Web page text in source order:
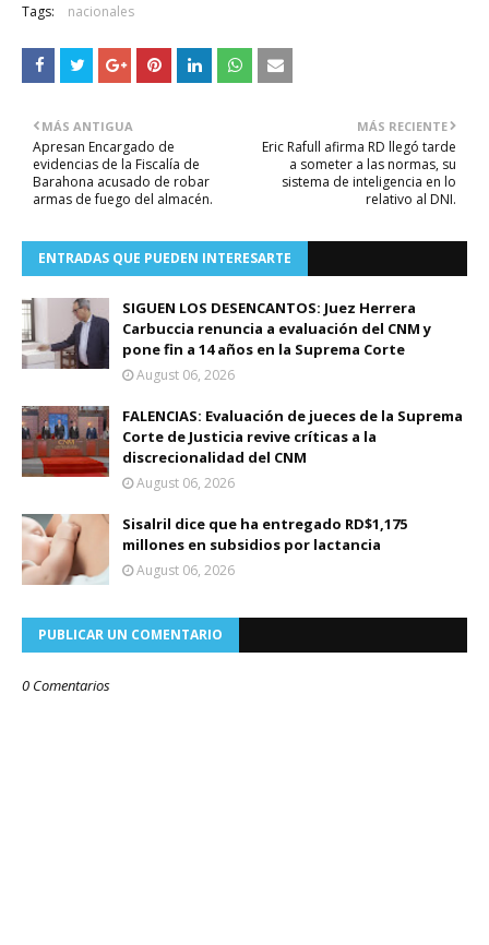
Tags: nacionales
MÁS RECIENTE
Eric Rafull afirma RD llegó tarde
a someter a las normas, su
sistema de inteligencia en lo
relativo al DNI.
MÁS ANTIGUA
Apresan Encargado de
evidencias de la Fiscalía de
Barahona acusado de robar
armas de fuego del almacén.
ENTRADAS QUE PUEDEN INTERESARTE
SIGUEN LOS DESENCANTOS: Juez Herrera
Carbuccia renuncia a evaluación del CNM y
pone fin a 14 años en la Suprema Corte
August 06, 2026
FALENCIAS: Evaluación de jueces de la Suprema
Corte de Justicia revive críticas a la
discrecionalidad del CNM
August 06, 2026
Sisalril dice que ha entregado RD$1,175
millones en subsidios por lactancia
August 06, 2026
PUBLICAR UN COMENTARIO
0 Comentarios